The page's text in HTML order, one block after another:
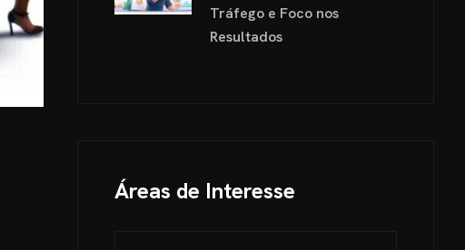
Tráfego e Foco nos
Resultados
Áreas de Interesse